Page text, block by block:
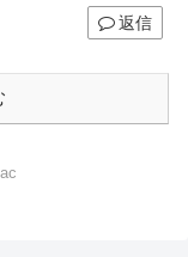
返信